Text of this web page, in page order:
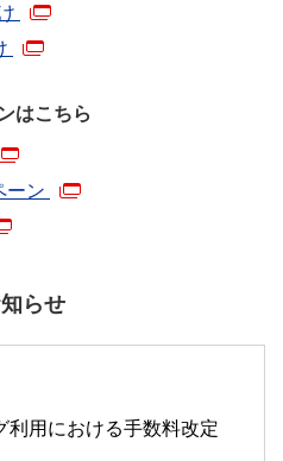
はこちら
ーン
らせ
利用における手数料改定